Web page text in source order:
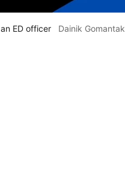
ED officer Dainik Gomantak